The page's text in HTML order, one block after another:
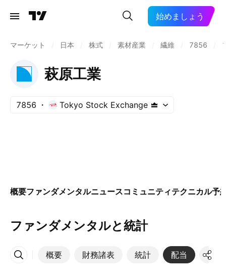
始めましょう
マーケット 日本 株式 素材産業 繊維 7856
萩原工業
7856 Tokyo Stock Exchange
概要ファンダメンタルニュースコミュニティテクニカル予
ファンダメンタルと統計
概要 財務諸表 統計 配当 決算
その他